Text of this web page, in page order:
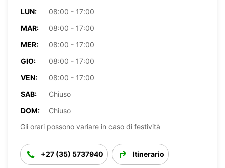
LUN:
08:00 - 17:00
MAR:
08:00 - 17:00
MER:
08:00 - 17:00
GIO:
08:00 - 17:00
VEN:
08:00 - 17:00
SAB:
Chiuso
DOM:
Chiuso
Gli orari possono variare in caso di festività
+27 (35) 5737940 Itinerario